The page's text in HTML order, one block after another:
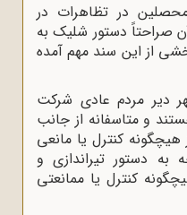
در تظاهرات در
صراحتاً دستور شلیک به
از این سند مهم آمده
دیر مردم عادی شرکت
و متاسفانه از جانب
هیچگونه کنترل یا مانعی
به دستور تیراندازی و
کنترل یا ممانعتی